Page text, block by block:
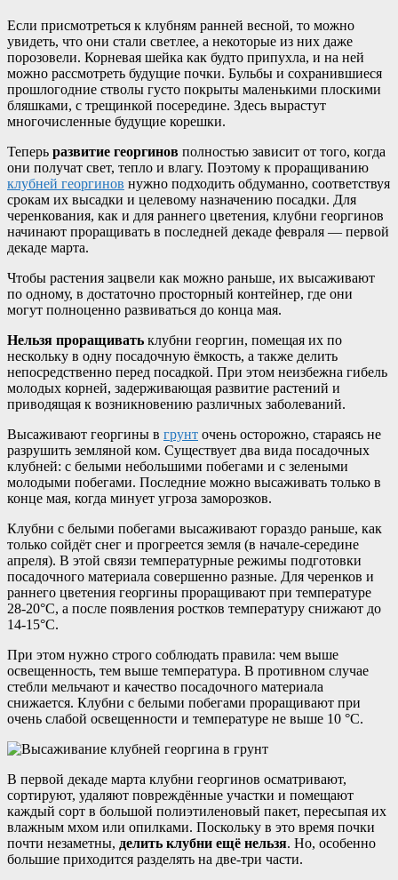
Если присмотреться к клубням ранней весной, то можно
увидеть, что они стали светлее, а некоторые из них даже
порозовели. Корневая шейка как будто припухла, и на ней
можно рассмотреть будущие почки. Бульбы и сохранившиеся
прошлогодние стволы густо покрыты маленькими плоскими
бляшками, с трещинкой посередине. Здесь вырастут
многочисленные будущие корешки.
Теперь развитие георгинов полностью зависит от того, когда
они получат свет, тепло и влагу. Поэтому к проращиванию
клубней георгинов нужно подходить обдуманно, соответствуя
срокам их высадки и целевому назначению посадки. Для
черенкования, как и для раннего цветения, клубни георгинов
начинают проращивать в последней декаде февраля — первой
декаде марта.
Чтобы растения зацвели как можно раньше, их высаживают
по одному, в достаточно просторный контейнер, где они
могут полноценно развиваться до конца мая.
Нельзя проращивать клубни георгин, помещая их по
нескольку в одну посадочную ёмкость, а также делить
непосредственно перед посадкой. При этом неизбежна гибель
молодых корней, задерживающая развитие растений и
приводящая к возникновению различных заболеваний.
Высаживают георгины в грунт очень осторожно, стараясь не
разрушить земляной ком. Существует два вида посадочных
клубней: с белыми небольшими побегами и с зелеными
молодыми побегами. Последние можно высаживать только в
конце мая, когда минует угроза заморозков.
Клубни с белыми побегами высаживают гораздо раньше, как
только сойдёт снег и прогреется земля (в начале-середине
апреля). В этой связи температурные режимы подготовки
посадочного материала совершенно разные. Для черенков и
раннего цветения георгины проращивают при температуре
28-20°С, а после появления ростков температуру снижают до
14-15°С.
При этом нужно строго соблюдать правила: чем выше
освещенность, тем выше температура. В противном случае
стебли мельчают и качество посадочного материала
снижается. Клубни с белыми побегами проращивают при
очень слабой освещенности и температуре не выше 10 °С.
В первой декаде марта клубни георгинов осматривают,
сортируют, удаляют повреждённые участки и помещают
каждый сорт в большой полиэтиленовый пакет, пересыпая их
влажным мхом или опилками. Поскольку в это время почки
почти незаметны, делить клубни ещё нельзя. Но, особенно
большие приходится разделять на две-три части.